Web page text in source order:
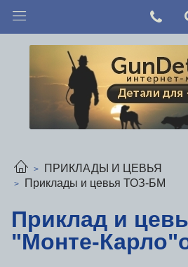
ПРИКЛАДЫ И ЦЕВЬЯ
Приклады и цевья ТОЗ-БМ
Приклад и
"Монте-